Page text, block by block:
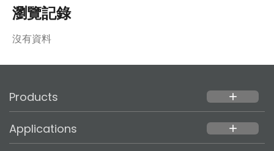
瀏覽記錄
沒有資料
Products add
Applications add